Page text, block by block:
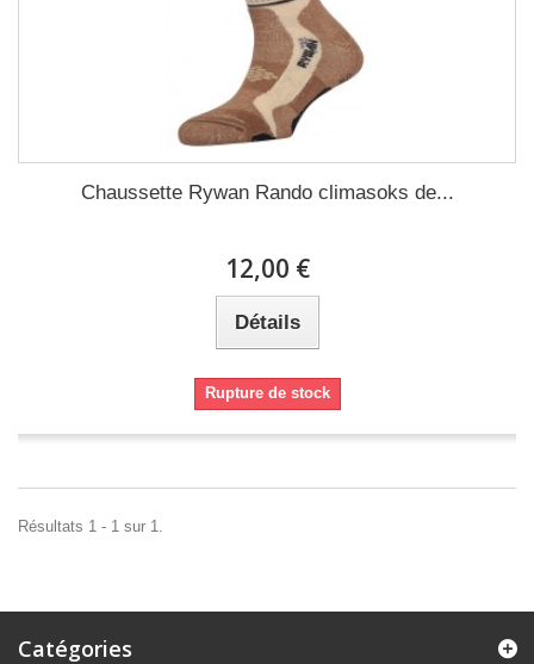
Chaussette Rywan Rando climasoks de...
12,00 €
Détails
Rupture de stock
Résultats 1 - 1 sur 1.
Catégories